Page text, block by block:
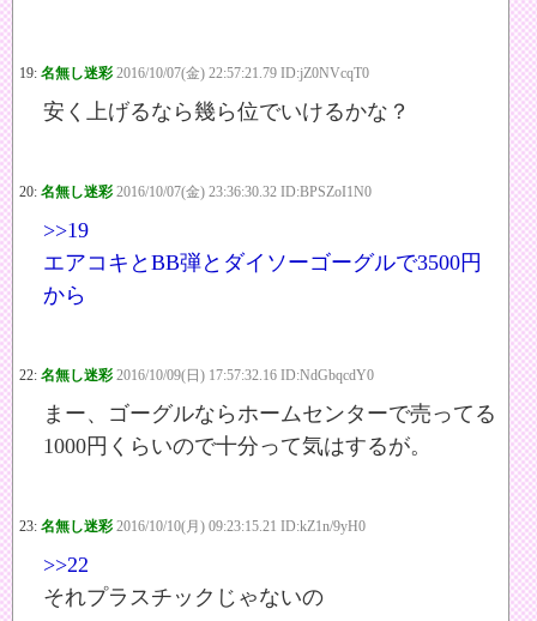
19: 名無し迷彩 2016/10/07(金) 22:57:21.79 ID:jZ0NVcqT0
安く上げるなら幾ら位でいけるかな？
20: 名無し迷彩 2016/10/07(金) 23:36:30.32 ID:BPSZoI1N0
>>19
エアコキとBB弾とダイソーゴーグルで3500円
から
22: 名無し迷彩 2016/10/09(日) 17:57:32.16 ID:NdGbqcdY0
まー、ゴーグルならホームセンターで売ってる
1000円くらいので十分って気はするが。
23: 名無し迷彩 2016/10/10(月) 09:23:15.21 ID:kZ1n/9yH0
>>22
それプラスチックじゃないの